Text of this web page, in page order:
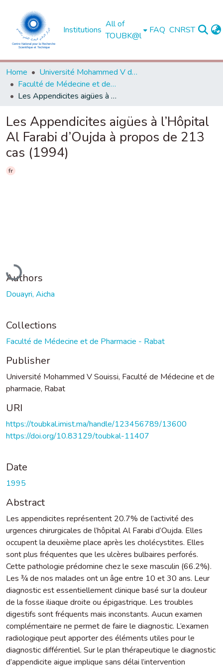
Institutions
All of
TOUBK@l
FAQ CNRST
Home
Université Mohammed V de Rabat
Faculté de Médecine et de Pharmacie - Rabat
Les Appendicites aigües à l’Hôpital Al Farabi d’Oujda à propos de 213 cas (1994)
Les Appendicites aigües à l’Hôpital
Al Farabi d’Oujda à propos de 213
cas (1994)
fr
Loading...
Authors
Douayri, Aicha
Collections
Faculté de Médecine et de Pharmacie - Rabat
Publisher
Université Mohammed V Souissi, Faculté de Médecine et de
pharmacie, Rabat
URI
https://toubkal.imist.ma/handle/123456789/13600
https://doi.org/10.83129/toubkal-11407
Date
1995
Abstract
Les appendicites représentent 20.7% de l’activité des
urgences chirurgicales de l’hôpital Al Farabi d’Oujda. Elles
occupent la deuxième place après les cholécystites. Elles
sont plus fréquentes que les ulcères bulbaires perforés.
Cette pathologie prédomine chez le sexe masculin (66.2%).
Les ¾ de nos malades ont un âge entre 10 et 30 ans. Leur
diagnostic est essentiellement clinique basé sur la douleur
de la fosse iliaque droite ou épigastrique. Les troubles
digestifs sont fréquents mais inconstants. Aucun examen
complémentaire ne permet de faire le diagnostic. L’examen
radiologique peut apporter des éléments utiles pour le
diagnostic différentiel. Sur le plan thérapeutique le diagnostic
d’appendicite aigue implique sans délai l’intervention